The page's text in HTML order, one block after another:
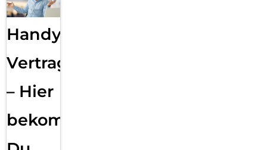
Handy
Vertragsabwicklung
– Hier
bekommst